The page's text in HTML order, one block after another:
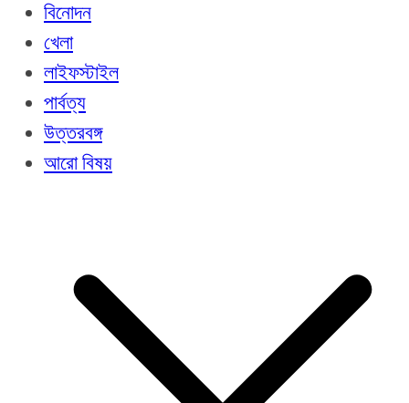
বিনোদন
খেলা
লাইফস্টাইল
পার্বত্য
উত্তরবঙ্গ
আরো বিষয়